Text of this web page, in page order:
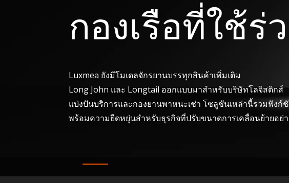
กองเรือที่ใช้
Luxmea ยังมีโมเดลจักรยานบรรทุกสินค้าเพิ่มเติม
Long John และ Longtail ออกแบบมาสำหรับบริษัทโลจิสติกส์
แบ่งปันบริการและกองยานพาหนะเช่า โซลูชันเหล่านี้รวมฟังก์
พร้อมความยืดหยุ่นสำหรับธุรกิจที่ปรับขนาดการเคลื่อนย้ายอย่